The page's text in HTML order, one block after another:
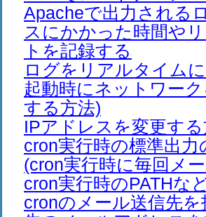
Apacheで出力される
スにかかった時間や
トを記録する
ログをリアルタイム
起動時にネットワー
する方法)
IPアドレスを変更す
cron実行時の標準出
(cron実行時に毎回メ
cron実行時のPATHな
cronのメール送信先